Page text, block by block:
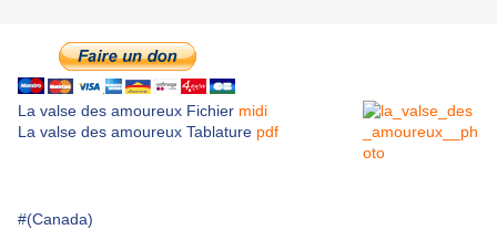
La valse des amoureux Fichier midi
La valse des amoureux Tablature pdf
#(Canada)